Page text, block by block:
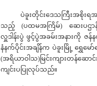
ပဲခူးတိုင်းဒေသကြီးအစိုးရအဖွဲ့
သည့် (ပထမအကြိမ်) ဆေးပဌာ
လှူဒါန်းပွဲ ဖွင့်ပွဲအခမ်းအနားကို ဇန်
နံနက်ပိုင်းအချိန်က ပဲခူးမြို့ ရွှေမော်
(အရိယာဝါသ)မြင်းကျားတန်ဆောင်
ကျင်းပပြုလုပ်သည်။